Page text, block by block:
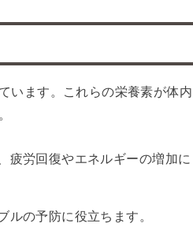
います。これらの栄養素が体内
疲労回復やエネルギーの増加に
の予防に役立ちます。